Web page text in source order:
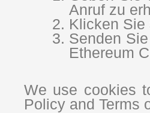
Anruf zu
Klicken Sie
Senden
Ethereum
We use cookies
Policy and Terms